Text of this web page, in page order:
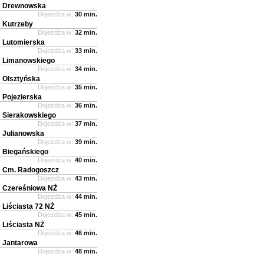
Drewnowska
Dojeżdża w: 30 min.
Kutrzeby
Dojeżdża w: 32 min.
Lutomierska
Dojeżdża w: 33 min.
Limanowskiego
Dojeżdża w: 34 min.
Olsztyńska
Dojeżdża w: 35 min.
Pojezierska
Dojeżdża w: 36 min.
Sierakowskiego
Dojeżdża w: 37 min.
Julianowska
Dojeżdża w: 39 min.
Biegańskiego
Dojeżdża w: 40 min.
Cm. Radogoszcz
Dojeżdża w: 43 min.
Czereśniowa NŻ
Dojeżdża w: 44 min.
Liściasta 72 NŻ
Dojeżdża w: 45 min.
Liściasta NŻ
Dojeżdża w: 46 min.
Jantarowa
Dojeżdża w: 48 min.